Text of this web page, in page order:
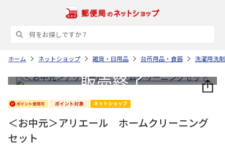
ホーム ネットショップ 雑貨・日用品 台所用品・食器 洗濯用洗剤
＜お中元＞アリエール ホームクリーニング
セット